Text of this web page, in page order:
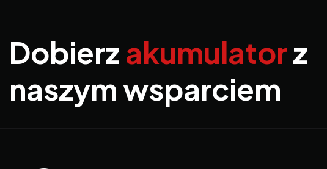
Dobierzakumulatorz
naszym wsparciem